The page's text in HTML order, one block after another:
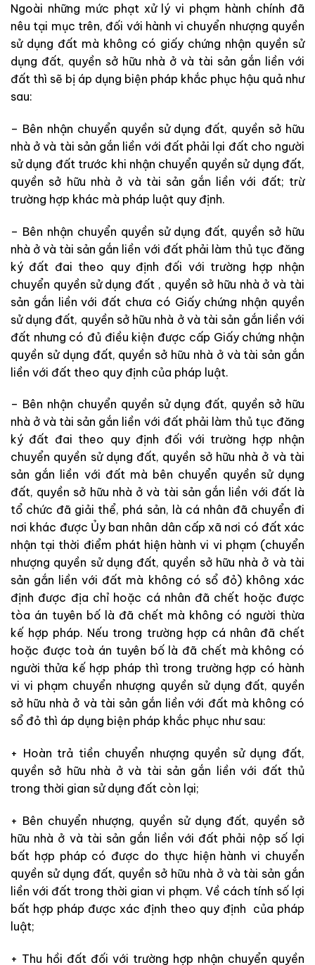
Ngoài những mức phạt xử lý vi phạm hành chính đã
nêu tại mục trên, đối với hành vi chuyển nhượng quyền
sử dụng đất mà không có giấy chứng nhận quyền sử
dụng đất, quyền sở hữu nhà ở và tài sản gắn liền với
đất thì sẽ bị áp dụng biện pháp khắc phục hậu quả như
sau:
– Bên nhận chuyển quyền sử dụng đất, quyền sở hữu
nhà ở và tài sản gắn liền với đất phải lại đất cho người
sử dụng đất trước khi nhận chuyển quyền sử dụng đất,
quyền sở hữu nhà ở và tài sản gắn liền với đất; trừ
trường hợp khác mà pháp luật quy định.
– Bên nhận chuyển quyền sử dụng đất, quyền sở hữu
nhà ở và tài sản gắn liền với đất phải làm thủ tục đăng
ký đất đai theo quy định đối với trường hợp nhận
chuyển quyền sử dụng đất , quyền sở hữu nhà ở và tài
sản gắn liền với đất chưa có Giấy chứng nhận quyền
sử dụng đất, quyền sở hữu nhà ở và tài sản gắn liền với
đất nhưng có đủ điều kiện được cấp Giấy chứng nhận
quyền sử dụng đất, quyền sở hữu nhà ở và tài sản gắn
liền với đất theo quy định của pháp luật.
– Bên nhận chuyển quyền sử dụng đất, quyền sở hữu
nhà ở và tài sản gắn liền với đất phải làm thủ tục đăng
ký đất đai theo quy định đối với trường hợp nhận
chuyển quyền sử dụng đất, quyền sở hữu nhà ở và tài
sản gắn liền với đất mà bên chuyển quyền sử dụng
đất, quyền sở hữu nhà ở và tài sản gắn liền với đất là
tổ chức đã giải thể, phá sản, là cá nhân đã chuyển đi
nơi khác được Ủy ban nhân dân cấp xã nơi có đất xác
nhận tại thời điểm phát hiện hành vi vi phạm (chuyển
nhượng quyền sử dụng đất, quyền sở hữu nhà ở và tài
sản gắn liền với đất mà không có sổ đỏ) không xác
định được địa chỉ hoặc cá nhân đã chết hoặc được
tòa án tuyên bố là đã chết mà không có người thừa
kế hợp pháp. Nếu trong trường hợp cá nhân đã chết
hoặc được toà án tuyên bố là đã chết mà không có
người thửa kế hợp pháp thì trong trường hợp có hành
vi vi phạm chuyển nhượng quyền sử dụng đất, quyền
sở hữu nhà ở và tài sản gắn liền với đất mà không có
sổ đỏ thì áp dụng biện pháp khắc phục như sau:
+ Hoàn trả tiền chuyển nhượng quyền sử dụng đất,
quyền sở hữu nhà ở và tài sản gắn liền với đất thủ
trong thời gian sử dụng đất còn lại;
+ Bên chuyển nhượng, quyền sử dụng đất, quyền sở
hữu nhà ở và tài sản gắn liền với đất phải nộp số lợi
bất hợp pháp có được do thực hiện hành vi chuyển
quyền sử dụng đất, quyền sở hữu nhà ở và tài sản gắn
liền với đất trong thời gian vi phạm. Về cách tính số lợi
bất hợp pháp được xác định theo quy định của pháp
luật;
+ Thu hồi đất đối với trường hợp nhận chuyển quyền